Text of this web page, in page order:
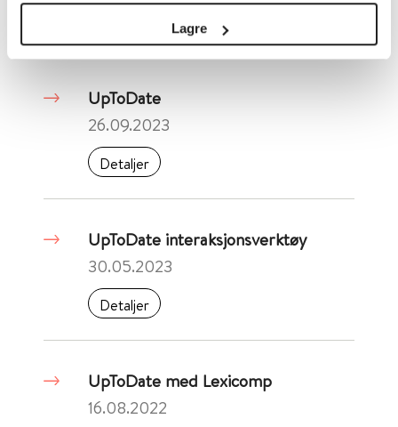
Lagre
UpToDate
26.09.2023
Detaljer
UpToDate interaksjonsverktøy
30.05.2023
Detaljer
UpToDate med Lexicomp
16.08.2022